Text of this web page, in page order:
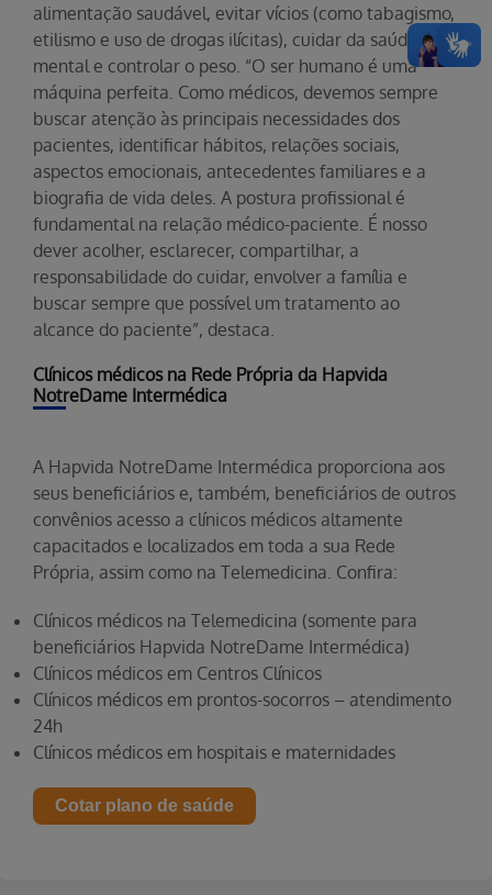
alimentação saudável, evitar vícios (como tabagismo,
etilismo e uso de drogas ilícitas), cuidar da saúde
mental e controlar o peso. “O ser humano é uma
máquina perfeita. Como médicos, devemos sempre
buscar atenção às principais necessidades dos
pacientes, identificar hábitos, relações sociais,
aspectos emocionais, antecedentes familiares e a
biografia de vida deles. A postura profissional é
fundamental na relação médico-paciente. É nosso
dever acolher, esclarecer, compartilhar, a
responsabilidade do cuidar, envolver a família e
buscar sempre que possível um tratamento ao
alcance do paciente”, destaca.
Clínicos médicos na Rede Própria da Hapvida
NotreDame Intermédica
A Hapvida NotreDame Intermédica proporciona aos
seus beneficiários e, também, beneficiários de outros
convênios acesso a clínicos médicos altamente
capacitados e localizados em toda a sua Rede
Própria, assim como na Telemedicina. Confira:
Clínicos médicos na Telemedicina (somente para
beneficiários Hapvida NotreDame Intermédica)
Clínicos médicos em Centros Clínicos
Clínicos médicos em prontos-socorros – atendimento
24h
Clínicos médicos em hospitais e maternidades
Cotar plano de saúde